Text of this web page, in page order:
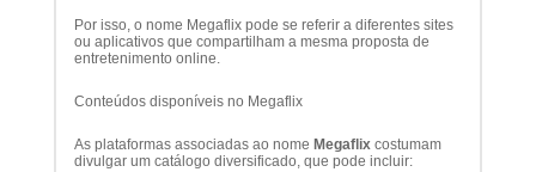
Por isso, o nome Megaflix pode se referir a diferentes sites
ou aplicativos que compartilham a mesma proposta de
entretenimento online.
Conteúdos disponíveis no Megaflix
As plataformas associadas ao nome Megaflixcostumam
divulgar um catálogo diversificado, que pode incluir: